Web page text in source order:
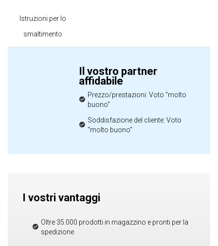
Istruzioni per lo
smaltimento
Il vostro partner
affidabile
Prezzo/prestazioni: Voto "molto
buono"
Soddisfazione del cliente: Voto
"molto buono"
I vostri vantaggi
Oltre 35.000 prodotti in magazzino e pronti per la
spedizione